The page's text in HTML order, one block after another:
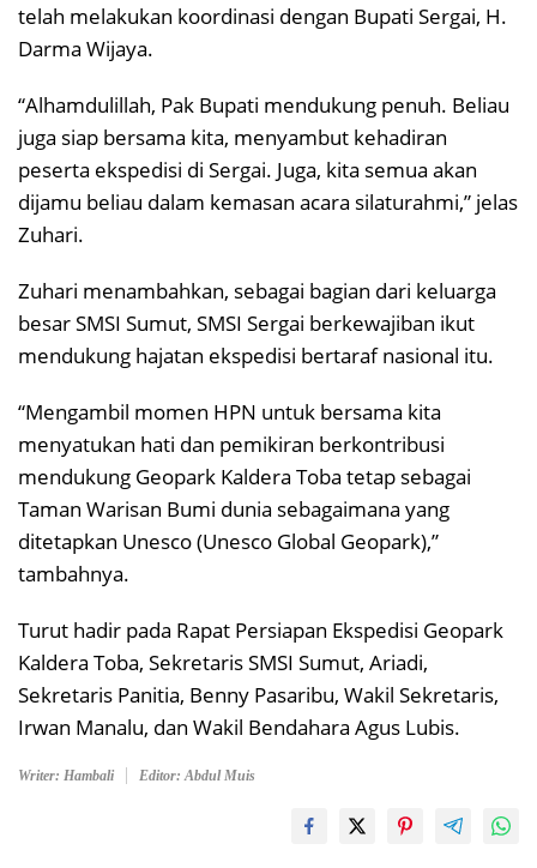
telah melakukan koordinasi dengan Bupati Sergai, H.
Darma Wijaya.
“Alhamdulillah, Pak Bupati mendukung penuh. Beliau
juga siap bersama kita, menyambut kehadiran
peserta ekspedisi di Sergai. Juga, kita semua akan
dijamu beliau dalam kemasan acara silaturahmi,” jelas
Zuhari.
Zuhari menambahkan, sebagai bagian dari keluarga
besar SMSI Sumut, SMSI Sergai berkewajiban ikut
mendukung hajatan ekspedisi bertaraf nasional itu.
“Mengambil momen HPN untuk bersama kita
menyatukan hati dan pemikiran berkontribusi
mendukung Geopark Kaldera Toba tetap sebagai
Taman Warisan Bumi dunia sebagaimana yang
ditetapkan Unesco (Unesco Global Geopark),”
tambahnya.
Turut hadir pada Rapat Persiapan Ekspedisi Geopark
Kaldera Toba, Sekretaris SMSI Sumut, Ariadi,
Sekretaris Panitia, Benny Pasaribu, Wakil Sekretaris,
Irwan Manalu, dan Wakil Bendahara Agus Lubis.
Writer: Hambali Editor: Abdul Muis